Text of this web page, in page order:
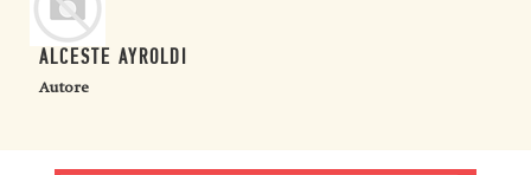
ALCESTE AYROLDI
Autore